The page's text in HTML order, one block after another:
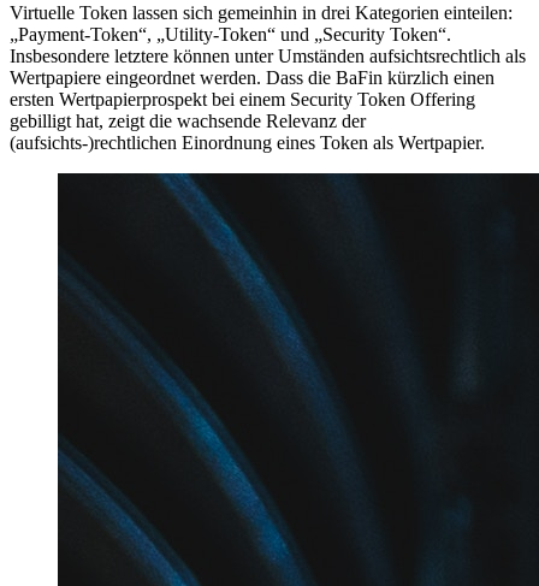
Virtuelle Token lassen sich gemeinhin in drei Kategorien einteilen:
„Payment-Token“, „Utility-Token“ und „Security Token“.
Insbesondere letztere können unter Umständen aufsichtsrechtlich als
Wertpapiere eingeordnet werden. Dass die BaFin kürzlich einen
ersten Wertpapierprospekt bei einem Security Token Offering
gebilligt hat, zeigt die wachsende Relevanz der
(aufsichts-)rechtlichen Einordnung eines Token als Wertpapier.